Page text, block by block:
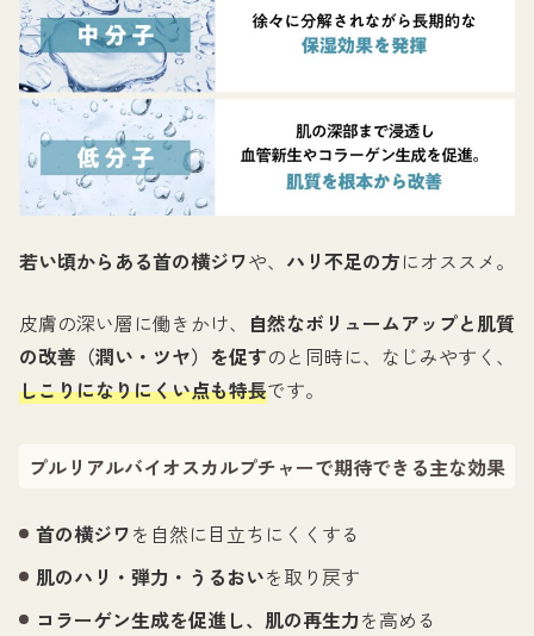
若い頃からある首の横ジワや、 ハリ不足の方にオススメ。
皮膚の深い層に働きかけ、 自然なボリュームアップと肌質
の改善（潤い・ツヤ）を促すのと同時に、なじみやすく、
しこりになりにくい点も特長です。
プルリアルバイオスカルプチャーで期待できる主な効果
首の横ジワを自然に目立ちにくくする
肌のハリ・弾力・うるおいを取り戻す
コラーゲン生成を促進し、肌の再生力を高める